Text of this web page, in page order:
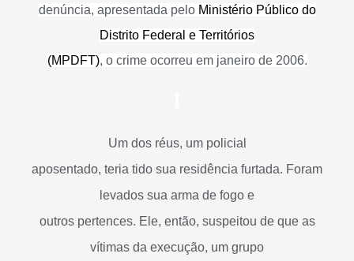
denúncia, apresentada pelo Ministério Público do
Distrito Federal e Territórios
(MPDFT), o crime ocorreu em janeiro de 2006.
Um dos réus, um policial
aposentado, teria tido sua residência furtada. Foram
levados sua arma de fogo e
outros pertences. Ele, então, suspeitou de que as
vítimas da execução, um grupo